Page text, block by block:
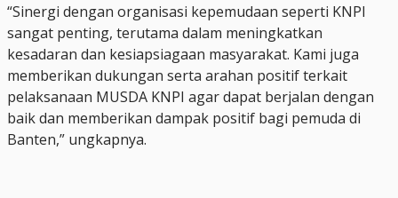
“Sinergi dengan organisasi kepemudaan seperti KNPI
sangat penting, terutama dalam meningkatkan
kesadaran dan kesiapsiagaan masyarakat. Kami juga
memberikan dukungan serta arahan positif terkait
pelaksanaan MUSDA KNPI agar dapat berjalan dengan
baik dan memberikan dampak positif bagi pemuda di
Banten,” ungkapnya.